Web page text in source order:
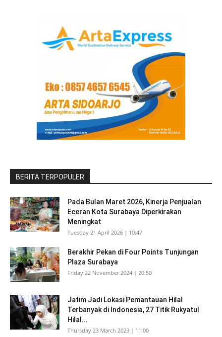
BERITA TERPOPULER
Pada Bulan Maret 2026, Kinerja Penjualan
Eceran Kota Surabaya Diperkirakan
Meningkat
Tuesday 21 April 2026 | 10:47
Berakhir Pekan di Four Points Tunjungan
Plaza Surabaya
Friday 22 November 2024 | 20:50
Jatim Jadi Lokasi Pemantauan Hilal
Terbanyak di Indonesia, 27 Titik Rukyatul
Hilal...
Thursday 23 March 2023 | 11:00